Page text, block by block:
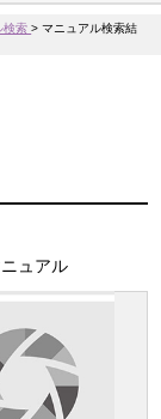
検索>マニュアル検索結
ュアル